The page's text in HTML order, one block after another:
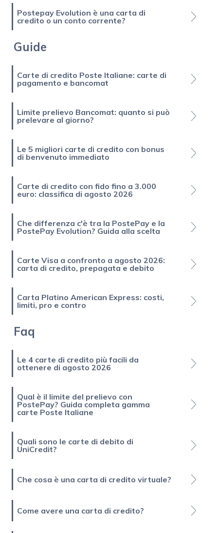
Postepay Evolution è una carta di
credito o un conto corrente?
Guide
Carte di credito Poste Italiane: carte di
pagamento e bancomat
Limite prelievo Bancomat: quanto si può
prelevare al giorno?
Le 5 migliori carte di credito con bonus
di benvenuto immediato
Carte di credito con fido fino a 3.000
euro: classifica di agosto 2026
Che differenza c'è tra la PostePay e la
PostePay Evolution? Guida alla scelta
Carte Visa a confronto a agosto 2026:
carta di credito, prepagata e debito
Carta Platino American Express: costi,
limiti, pro e contro
Faq
Le 4 carte di credito più facili da
ottenere di agosto 2026
Qual è il limite del prelievo con
PostePay? Guida completa gamma
carte Poste Italiane
Quali sono le carte di debito di
UniCredit?
Che cosa è una carta di credito virtuale?
Come avere una carta di credito?